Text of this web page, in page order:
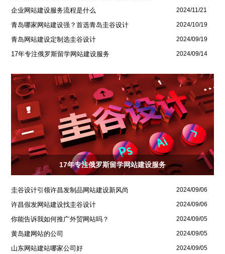
企业网站建设服务流程是什么 2024/11/21
青岛哪家网站建设强？首选青岛圭谷设计 2024/10/19
青岛网站建设定制选圭谷设计 2024/09/19
17年专注俄罗斯留学网站建设服务 2024/09/14
17年专注俄罗斯留学网站建设服务
圭谷设计引领许昌发制品网站建设新风尚 2024/09/06
许昌假发网站建设找圭谷设计 2024/09/06
你能告诉我如何推广外贸网站吗？ 2024/09/05
黄岛建网站的公司 2024/09/05
山东网站建站哪家公司好 2024/09/05